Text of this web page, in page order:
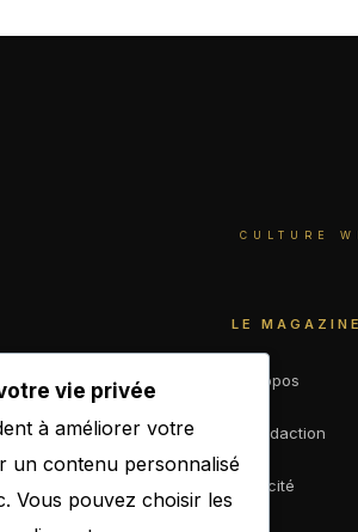
CULTURE
LE MAGAZINE
À propos
La rédaction
Publicité
vie privée
à améliorer votre
un contenu personnalisé
Vous pouvez choisir les